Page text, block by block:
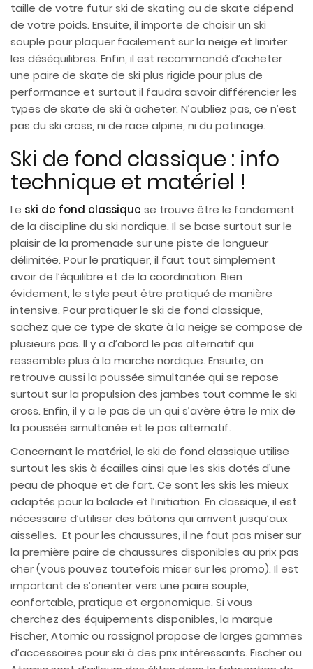
taille de votre futur ski de skating ou de skate dépend
de votre poids. Ensuite, il importe de choisir un ski
souple pour plaquer facilement sur la neige et limiter
les déséquilibres. Enfin, il est recommandé d’acheter
une paire de skate de ski plus rigide pour plus de
performance et surtout il faudra savoir différencier les
types de skate de ski à acheter. N’oubliez pas, ce n’est
pas du ski cross, ni de race alpine, ni du patinage.
Ski de fond classique : info
technique et matériel !
Le ski de fond classique se trouve être le fondement
de la discipline du ski nordique. Il se base surtout sur le
plaisir de la promenade sur une piste de longueur
délimitée. Pour le pratiquer, il faut tout simplement
avoir de l’équilibre et de la coordination. Bien
évidement, le style peut être pratiqué de manière
intensive. Pour pratiquer le ski de fond classique,
sachez que ce type de skate à la neige se compose de
plusieurs pas. Il y a d’abord le pas alternatif qui
ressemble plus à la marche nordique. Ensuite, on
retrouve aussi la poussée simultanée qui se repose
surtout sur la propulsion des jambes tout comme le ski
cross. Enfin, il y a le pas de un qui s’avère être le mix de
la poussée simultanée et le pas alternatif.
Concernant le matériel, le ski de fond classique utilise
surtout les skis à écailles ainsi que les skis dotés d’une
peau de phoque et de fart. Ce sont les skis les mieux
adaptés pour la balade et l’initiation. En classique, il est
nécessaire d’utiliser des bâtons qui arrivent jusqu’aux
aisselles. Et pour les chaussures, il ne faut pas miser sur
la première paire de chaussures disponibles au prix pas
cher (vous pouvez toutefois miser sur les promo). Il est
important de s’orienter vers une paire souple,
confortable, pratique et ergonomique. Si vous
cherchez des équipements disponibles, la marque
Fischer, Atomic ou rossignol propose de larges gammes
d’accessoires pour ski à des prix intéressants. Fischer ou